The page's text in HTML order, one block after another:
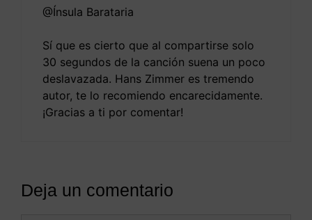
@Ínsula Barataria
Sí que es cierto que al compartirse solo
30 segundos de la canción suena un poco
deslavazada. Hans Zimmer es tremendo
autor, te lo recomiendo encarecidamente.
¡Gracias a ti por comentar!
Deja un comentario